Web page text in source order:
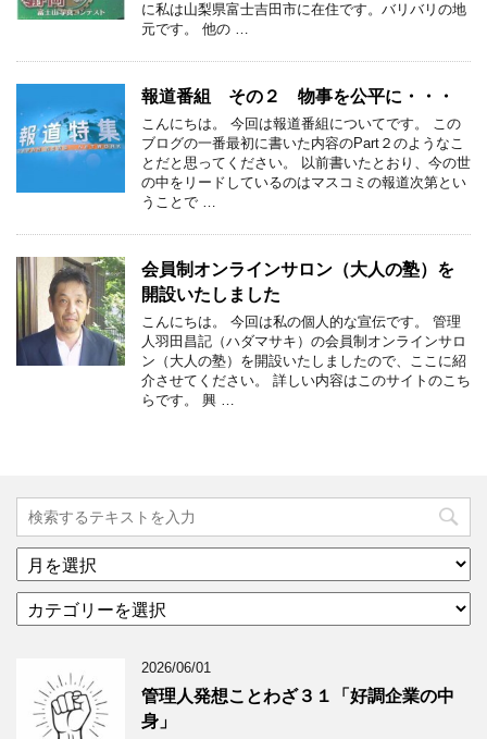
に私は山梨県富士吉田市に在住です。バリバリの地
元です。 他の …
報道番組 その２ 物事を公平に・・・
こんにちは。 今回は報道番組についてです。 この
ブログの一番最初に書いた内容のPart２のようなこ
とだと思ってください。 以前書いたとおり、今の世
の中をリードしているのはマスコミの報道次第とい
うことで …
会員制オンラインサロン（大人の塾）を
開設いたしました
こんにちは。 今回は私の個人的な宣伝です。 管理
人羽田昌記（ハダマサキ）の会員制オンラインサロ
ン（大人の塾）を開設いたしましたので、ここに紹
介させてください。 詳しい内容はこのサイトのこち
らです。 興 …
ア
ー
カ
イ
テ
ー
2026/06/01
管理人発想ことわざ３１「好調企業の中
身」